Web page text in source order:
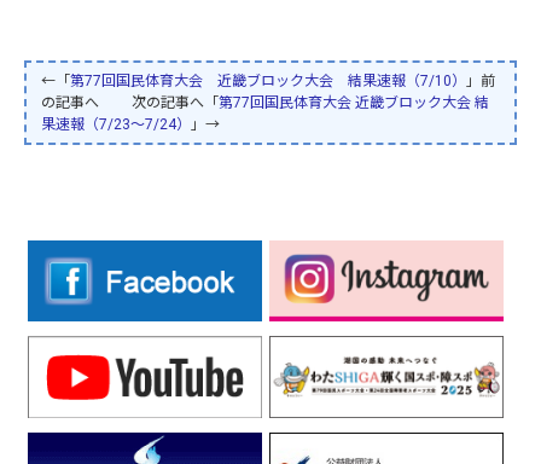
←「第77回国民体育大会 近畿ブロック大会 結果速報（7/10）
」前
の記事へ 次の記事へ「第77回国民体育大会 近畿ブロック大会 結
果速報（7/23～7/24）
」→